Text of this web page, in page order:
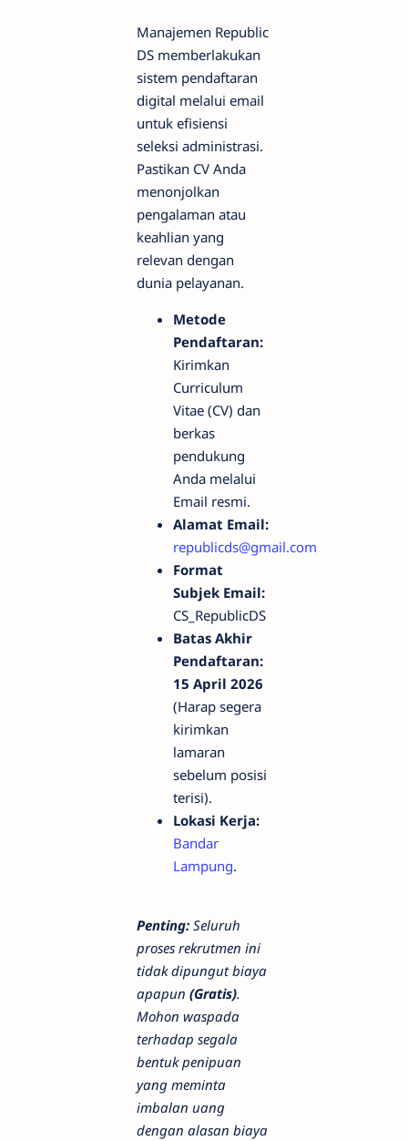
Manajemen Republic
DS memberlakukan
sistem pendaftaran
digital melalui email
untuk efisiensi
seleksi administrasi.
Pastikan CV Anda
menonjolkan
pengalaman atau
keahlian yang
relevan dengan
dunia pelayanan.
Metode
Pendaftaran:
Kirimkan
Curriculum
Vitae (CV) dan
berkas
pendukung
Anda melalui
Email resmi.
Alamat Email:
republicds@gmail.com
Format
Subjek Email:
CS_RepublicDS
Batas Akhir
Pendaftaran:
15 April 2026
(Harap segera
kirimkan
lamaran
sebelum posisi
terisi).
Lokasi Kerja:
Bandar
Lampung.
Penting: Seluruh
proses rekrutmen ini
tidak dipungut biaya
apapun (Gratis).
Mohon waspada
terhadap segala
bentuk penipuan
yang meminta
imbalan uang
dengan alasan biaya